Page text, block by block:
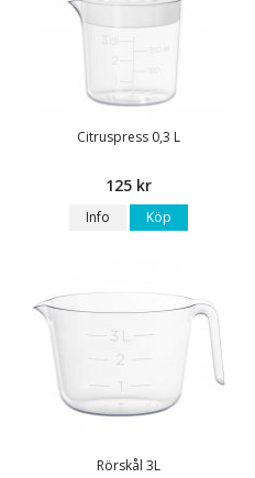
Citruspress 0,3 L
125 kr
Info Köp
Rörskål 3L